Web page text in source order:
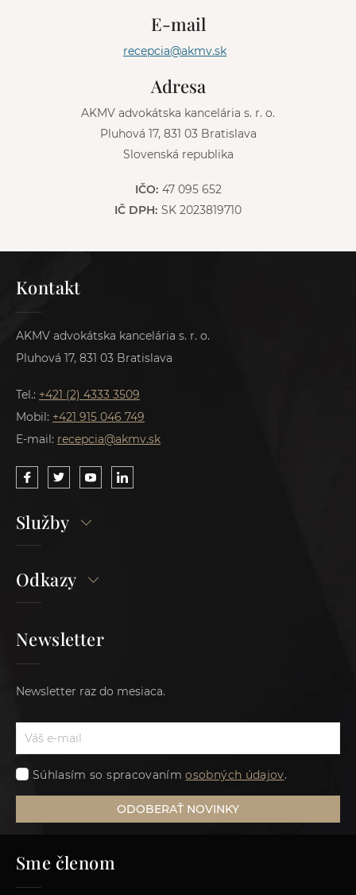
E-mail
recepcia@akmv.sk
Adresa
AKMV advokátska kancelária s. r. o.
Pluhová 17, 831 03 Bratislava
Slovenská republika
IČO: 47 095 652
IČ DPH: SK 2023819710
Kontakt
AKMV advokátska kancelária s. r. o.
Pluhová 17, 831 03 Bratislava
Tel.: +421 (2) 4333 3509
Mobil: +421 915 046 749
E-mail: recepcia@akmv.sk
Služby
Odkazy
Newsletter
Newsletter raz do mesiaca.
Súhlasím so spracovanímosobných údajov.
ODOBERAŤ NOVINKY
Sme členom